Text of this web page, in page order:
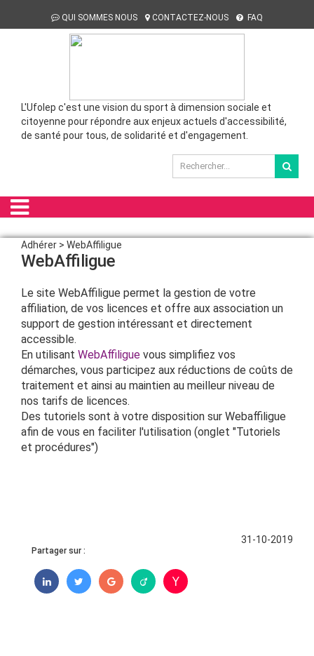
QUI SOMMES NOUS CONTACTEZ-NOUS FAQ
L'Ufolep c'est une vision du sport à dimension sociale et
citoyenne pour répondre aux enjeux actuels d'accessibilité,
de santé pour tous, de solidarité et d'engagement.
Adhérer > WebAffiligue
WebAffiligue
Le site WebAffiligue permet la gestion de votre
affiliation, de vos licences et offre aux association un
support de gestion intéressant et directement
accessible.
En utilisant WebAffiligue vous simplifiez vos
démarches, vous participez aux réductions de coûts de
traitement et ainsi au maintien au meilleur niveau de
nos tarifs de licences.
Des tutoriels sont à votre disposition sur Webaffiligue
afin de vous en faciliter l'utilisation (onglet "Tutoriels
et procédures")
31-10-2019
Partager sur :